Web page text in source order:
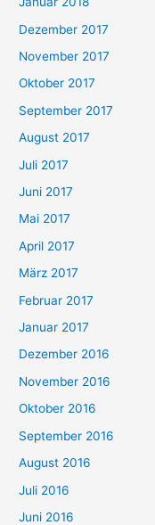
Dezember 2017
November 2017
Oktober 2017
September 2017
August 2017
Juli 2017
Juni 2017
Mai 2017
April 2017
März 2017
Februar 2017
Januar 2017
Dezember 2016
November 2016
Oktober 2016
September 2016
August 2016
Juli 2016
Juni 2016